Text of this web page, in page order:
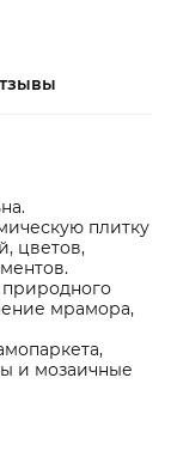
плитку
цветов,
мрамора,
и мозаичные